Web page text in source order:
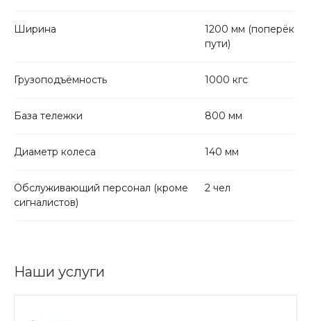
Ширина
1200 мм (поперёк
пути)
Грузоподъёмность 1000 кгс
База тележки 800 мм
Диаметр колеса 140 мм
Обслуживающий персонал (кроме
сигналистов)
2 чел
Наши услуги